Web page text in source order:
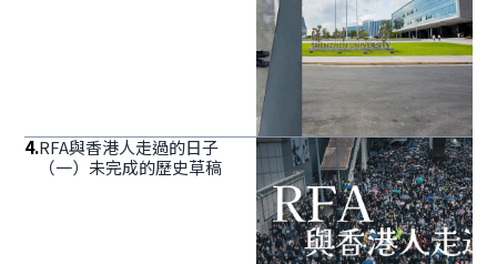
4.RFA與香港人走過的日子
（一）未完成的歷史草稿